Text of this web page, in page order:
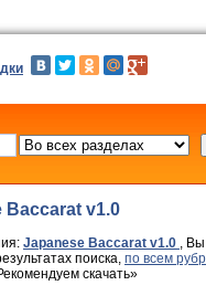
v1.0
Japanese Baccarat v1.0 , Вы
поиска, по всем
скачать»